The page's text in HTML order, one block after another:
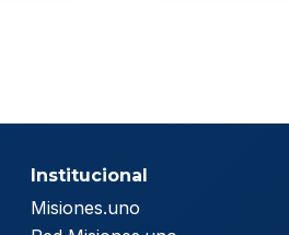
Institucional
Misiones.uno